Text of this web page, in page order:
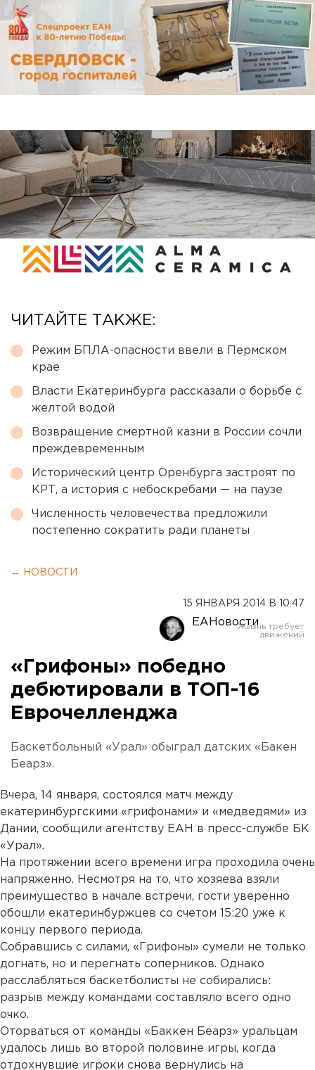
ЧИТАЙТЕ ТАКЖЕ:
Режим БПЛА-опасности ввели в Пермском
крае
Власти Екатеринбурга рассказали о борьбе с
желтой водой
Возвращение смертной казни в России сочли
преждевременным
Исторический центр Оренбурга застроят по
КРТ, а история с небоскребами — на паузе
Численность человечества предложили
постепенно сократить ради планеты
← НОВОСТИ
15 ЯНВАРЯ 2014 В 10:47
ЕАНовости
«Грифоны» победно
дебютировали в ТОП-16
Еврочелленджа
Баскетбольный «Урал» обыграл датских «Бакен
Беарз».
Вчера, 14 января, состоялся матч между
екатеринбургскими «грифонами» и «медведями» из
Дании, сообщили агентству ЕАН в пресс-службе БК
«Урал».
На протяжении всего времени игра проходила очень
напряженно. Несмотря на то, что хозяева взяли
преимущество в начале встречи, гости уверенно
обошли екатеринбуржцев со счетом 15:20 уже к
концу первого периода.
Собравшись с силами, «Грифоны» сумели не только
догнать, но и перегнать соперников. Однако
расслабляться баскетболисты не собирались:
разрыв между командами составляло всего одно
очко.
Оторваться от команды «Баккен Беарз» уральцам
удалось лишь во второй половине игры, когда
отдохнувшие игроки снова вернулись на